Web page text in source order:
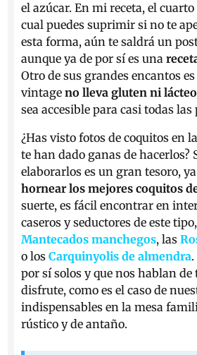
el azúcar. En mi receta, el
cual puedes suprimir si no te
esta forma, aún te saldrá un
aunque ya de por sí es una
Otro de sus grandes encantos
vintageno lleva gluten ni
sea accesible para casi todas las
¿Has visto fotos de coquitos en
te han dado ganas de hacerlos?
elaborarlos es un gran tesoro,
hornear los mejores coquitos
suerte, es fácil encontrar en
caseros y seductores de este
Mantecados manchegos, las
o losCarquinyolis de almendra
por sí solos y que nos hablan
disfrute, como es el caso de
indispensables en la mesa
rústico y de antaño.